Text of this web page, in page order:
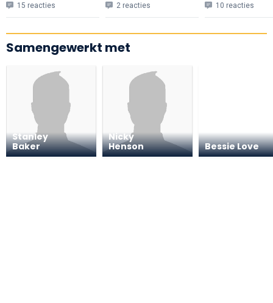
15 reacties
2 reacties
10 reacties
Samengewerkt met
Stanley
Baker
Nicky
Henson
Bessie Love